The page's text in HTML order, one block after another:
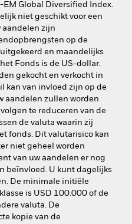
EM Global Diversified Index.
niet geschikt voor een
aandelen zijn
op de
en maandelijks
Fonds is de US-dollar.
gekocht en verkocht in
kan van invloed zijn op de
aandelen zullen worden
te reduceren van de
de valuta waarin zij
fonds. Dit valutarisico kan
niet geheel worden
van uw aandelen er nog
beïnvloed. U kunt dagelijks
De minimale initiële
is USD 100.000 of de
valuta. De
kopie van de